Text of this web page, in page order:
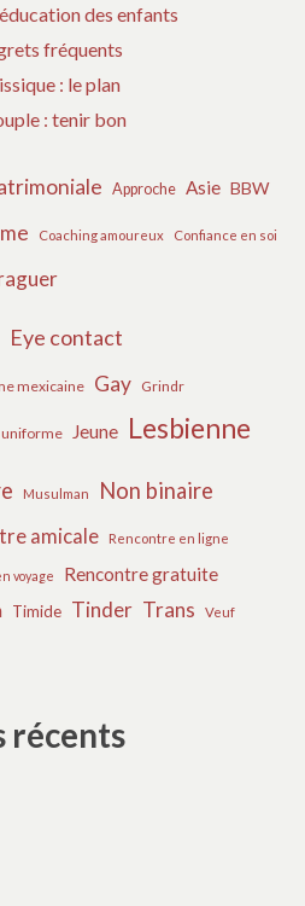
des enfants
fréquents
: le plan
: tenir bon
Approche Asie BBW
Coaching amoureux Confiance en soi
Eye contact
mexicaine Gay Grindr
Jeune Lesbienne
Musulman Non binaire
amicale Rencontre en ligne
voyage Rencontre gratuite
Timide Tinder Trans Veuf
récents